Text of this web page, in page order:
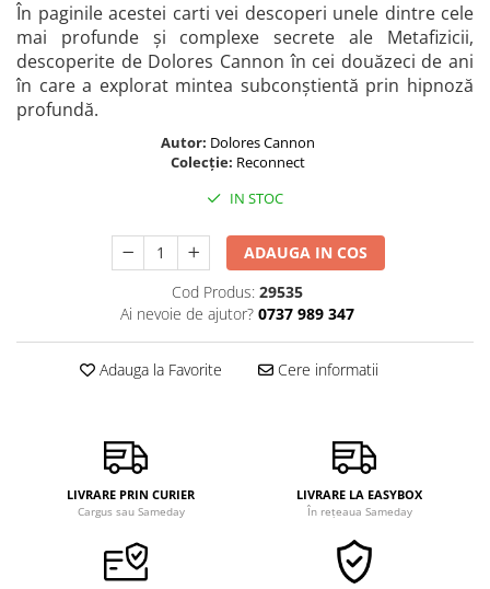
În paginile acestei carti vei descoperi unele dintre cele
mai profunde și complexe secrete ale Metafizicii,
descoperite de Dolores Cannon în cei douăzeci de ani
în care a explorat mintea subconștientă prin hipnoză
profundă.
Autor: Dolores Cannon
Colecție: Reconnect
IN STOC
ADAUGA IN COS
Cod Produs: 29535
Ai nevoie de ajutor? 0737 989 347
Adauga la Favorite Cere informatii
LIVRARE PRIN CURIER
Cargus sau Sameday
LIVRARE LA EASYBOX
În rețeaua Sameday